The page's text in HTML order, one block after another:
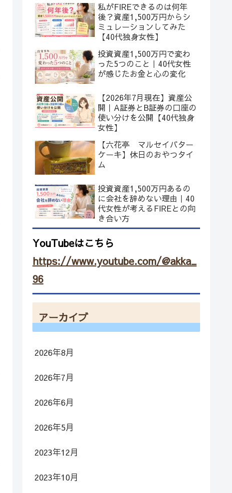
私がFIREできるのは何年
後？資産1,500万円からシ
ミュレーションしてみた
【40代独身女性】
投資資産1,500万円で変わ
った5つのこと｜40代女性
が感じたお金と心の変化
【2026年7月現在】資産公
開｜A証券とB証券の口座の
使い分けを公開【40代独身
女性】
【六花亭 マルセイバター
ケーキ】休日のおやつタイ
ム
投資資産1,500万円あるの
に会社を辞めない理由｜40
代女性が考えるFIREとの向
き合い方
YouTubeはこちら
https://www.youtube.com/@akka_
96
アーカイブ
2026年8月
2026年7月
2026年6月
2026年5月
2023年12月
2023年10月